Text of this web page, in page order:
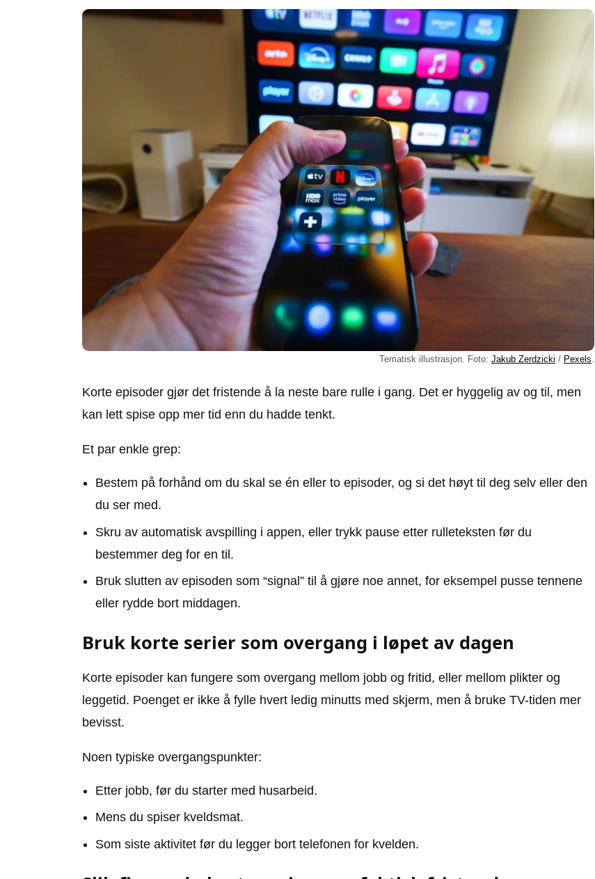
Tematisk illustrasjon. Foto: Jakub Zerdzicki / Pexels.
Korte episoder gjør det fristende å la neste bare rulle i gang. Det er hyggelig av og til, men
kan lett spise opp mer tid enn du hadde tenkt.
Et par enkle grep:
Bestem på forhånd om du skal se én eller to episoder, og si det høyt til deg selv eller den
du ser med.
Skru av automatisk avspilling i appen, eller trykk pause etter rulleteksten før du
bestemmer deg for en til.
Bruk slutten av episoden som “signal” til å gjøre noe annet, for eksempel pusse tennene
eller rydde bort middagen.
Bruk korte serier som overgang i løpet av dagen
Korte episoder kan fungere som overgang mellom jobb og fritid, eller mellom plikter og
leggetid. Poenget er ikke å fylle hvert ledig minutts med skjerm, men å bruke TV-tiden mer
bevisst.
Noen typiske overgangspunkter:
Etter jobb, før du starter med husarbeid.
Mens du spiser kveldsmat.
Som siste aktivitet før du legger bort telefonen for kvelden.